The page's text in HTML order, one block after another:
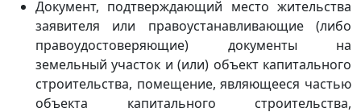
Документ, подтверждающий место жительства
заявителя или правоустанавливающие (либо
правоудостоверяющие) документы на
земельный участок и (или) объект капитального
строительства, помещение, являющееся частью
объекта капитального строительства,